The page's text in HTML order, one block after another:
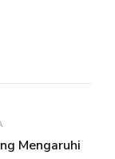
Mengaruhi